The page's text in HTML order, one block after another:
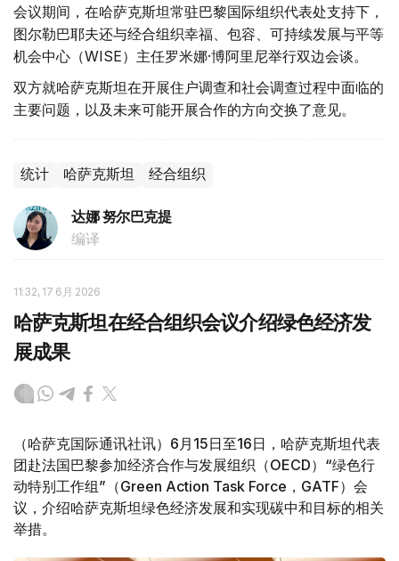
会议期间，在哈萨克斯坦常驻巴黎国际组织代表处支持下，
图尔勒巴耶夫还与经合组织幸福、包容、可持续发展与平等
机会中心（WISE）主任罗米娜·博阿里尼举行双边会谈。
双方就哈萨克斯坦在开展住户调查和社会调查过程中面临的
主要问题，以及未来可能开展合作的方向交换了意见。
统计 哈萨克斯坦 经合组织
达娜 努尔巴克提
编译
11:32, 17 6月 2026
哈萨克斯坦在经合组织会议介绍绿色经济发
展成果
（哈萨克国际通讯社讯）6月15日至16日，哈萨克斯坦代表
团赴法国巴黎参加经济合作与发展组织（OECD）“绿色行
动特别工作组”（Green Action Task Force，GATF）会
议，介绍哈萨克斯坦绿色经济发展和实现碳中和目标的相关
举措。